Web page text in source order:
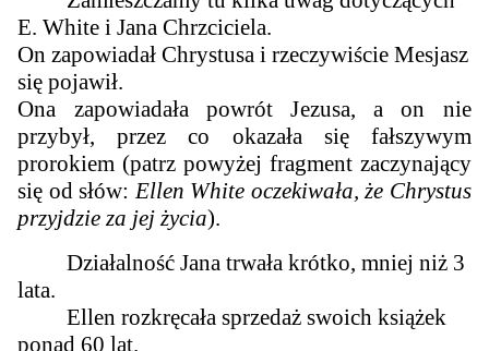
E. White i Jana Chrzciciela.
On zapowiadał Chrystusa i rzeczywiście Mesjasz
się pojawił.
Ona zapowiadała powrót Jezusa, a on nie
przybył, przez co okazała się fałszywym
prorokiem (patrz powyżej fragment zaczynający
się od słów: Ellen White oczekiwała, że Chrystus
przyjdzie za jej życia).
Działalność Jana trwała krótko, mniej niż 3
lata.
Ellen rozkręcała sprzedaż swoich książek
ponad 60 lat.